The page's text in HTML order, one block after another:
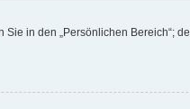
in den „Persönlichen Bereich“;